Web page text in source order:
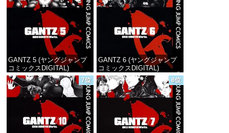
GANTZ 5 (ヤングジャンプ
コミックスDIGITAL)
価格：¥100
GANTZ 6 (ヤングジャンプ
コミックスDIGITAL)
価格：¥100
7位 8位